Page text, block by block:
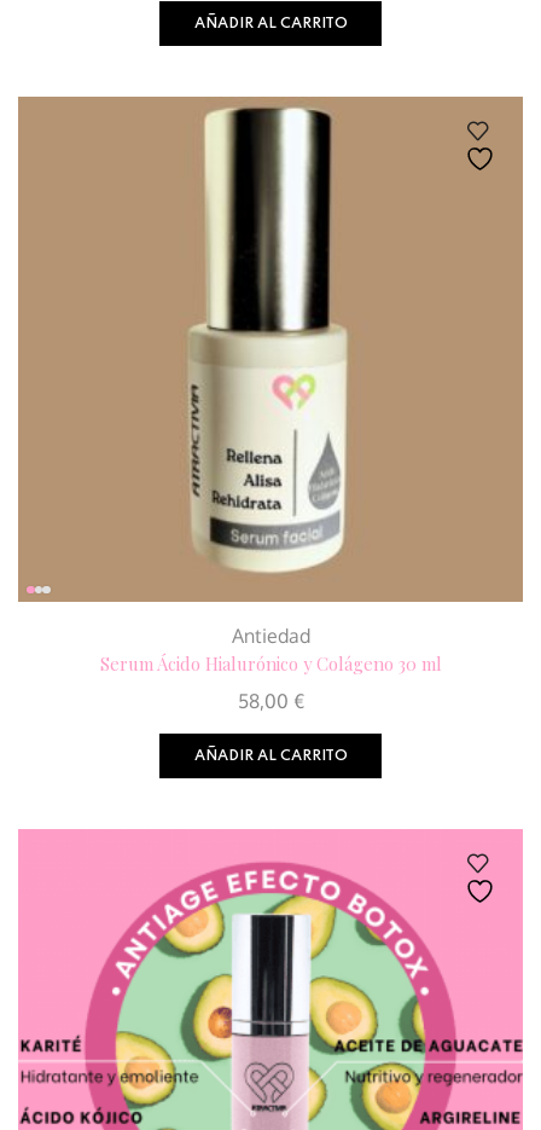
AÑADIR AL CARRITO
Antiedad
Serum Ácido Hialurónico y Colágeno 30 ml
58,00 €
AÑADIR AL CARRITO